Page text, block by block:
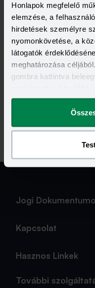
Honlapok megfelelő
elemzése, a
hirdetések személyre
nyomonkövetése, a
látogatók
meghatározása
gombra kattintva
megváltoztathatod.
Életút
Jogi
Kapcsolat
Hasznos Linkek
További